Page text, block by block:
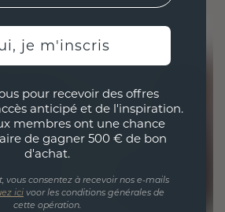
je m'inscris
pour recevoir des offres
anticipé et de l'inspiration.
membres ont une chance
de gagner 500 € de bon
d'achat.
vous consentez à recevoir nos e-mails
ici voor les conditions générales de
cette opération.